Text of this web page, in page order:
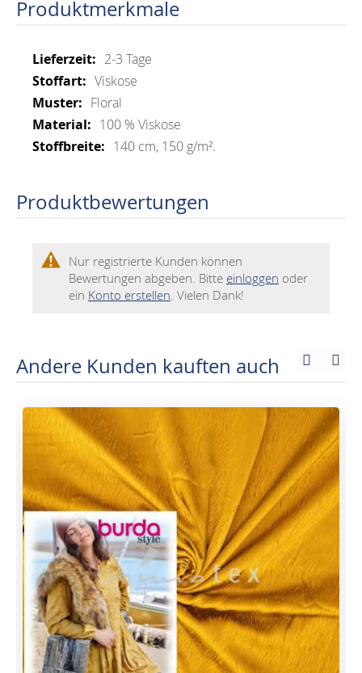
Produktmerkmale
Mehr
Informationen
2-3 Tage
Viskose
Floral
100 % Viskose
140 cm, 150 g/m².
Produktbewertungen
Nur registrierte Kunden können
Bewertungen abgeben. Bitte einloggen oder
ein Konto erstellen. Vielen Dank!
Andere Kunden kauften auch